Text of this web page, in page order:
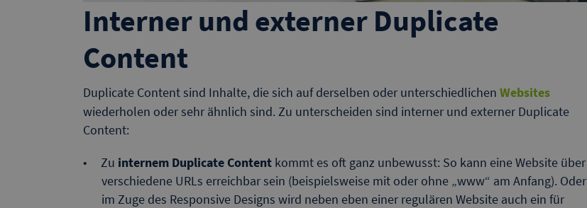
Interner und externer Duplicate
Content
Duplicate Content sind Inhalte, die sich auf derselben oder unterschiedlichen Websites
wiederholen oder sehr ähnlich sind. Zu unterscheiden sind interner und externer Duplicate
Content:
Zu internem Duplicate Content kommt es oft ganz unbewusst: So kann eine Website über
verschiedene URLs erreichbar sein (beispielsweise mit oder ohne „www“ am Anfang). Oder
im Zuge des Responsive Designs wird neben eben einer regulären Website auch ein für